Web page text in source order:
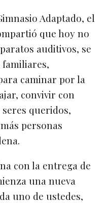
Adaptado, el
que hoy no
auditivos, se
familiares,
caminar por la
convivir con
queridos,
personas
con la entrega de
una nueva
uno de ustedes,